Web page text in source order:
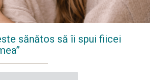
sănătos să îi spui fiicei